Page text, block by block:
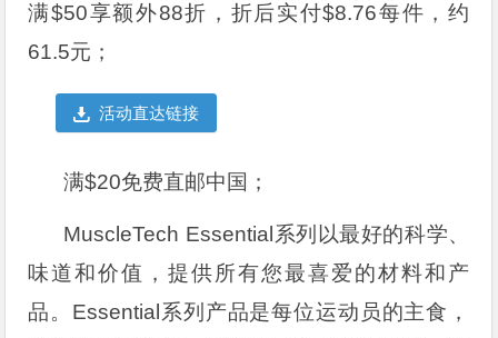
满$50享额外88折，折后实付$8.76每件，约
61.5元；
活动直达链接
满$20免费直邮中国；
MuscleTech Essential系列以最好的科学、
味道和价值，提供所有您最喜爱的材料和产
品。Essential系列产品是每位运动员的主食，